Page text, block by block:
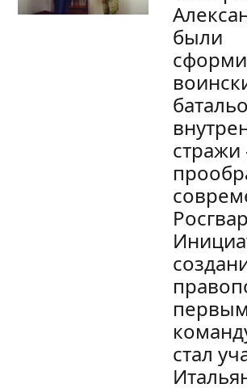
были
первым
стал